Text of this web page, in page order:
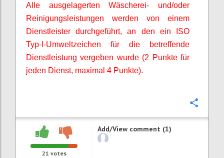
Alle ausgelagerten Wäscherei- und/oder
Reinigungsleistungen werden von einem
Dienstleister durchgeführt, an den ein ISO
Typ-I-Umweltzeichen für die betreffende
Dienstleistung vergeben wurde (2 Punkte für
jeden Dienst, maximal 4 Punkte).
21 votes
Add/View comment (1)